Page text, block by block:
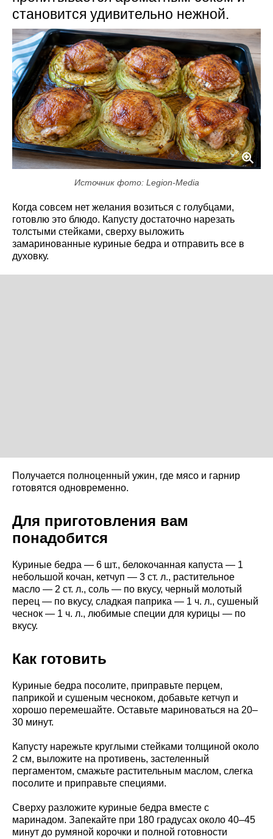
становится удивительно нежной.
Источник фото: Legion-Media
Когда совсем нет желания возиться с голубцами,
готовлю это блюдо. Капусту достаточно нарезать
толстыми стейками, сверху выложить
замаринованные куриные бедра и отправить все в
духовку.
Получается полноценный ужин, где мясо и гарнир
готовятся одновременно.
Для приготовления вам
понадобится
Куриные бедра — 6 шт., белокочанная капуста — 1
небольшой кочан, кетчуп — 3 ст. л., растительное
масло — 2 ст. л., соль — по вкусу, черный молотый
перец — по вкусу, сладкая паприка — 1 ч. л., сушеный
чеснок — 1 ч. л., любимые специи для курицы — по
вкусу.
Как готовить
Куриные бедра посолите, приправьте перцем,
паприкой и сушеным чесноком, добавьте кетчуп и
хорошо перемешайте. Оставьте мариноваться на 20–
30 минут.
Капусту нарежьте круглыми стейками толщиной около
2 см, выложите на противень, застеленный
пергаментом, смажьте растительным маслом, слегка
посолите и приправьте специями.
Сверху разложите куриные бедра вместе с
маринадом. Запекайте при 180 градусах около 40–45
минут до румяной корочки и полной готовности